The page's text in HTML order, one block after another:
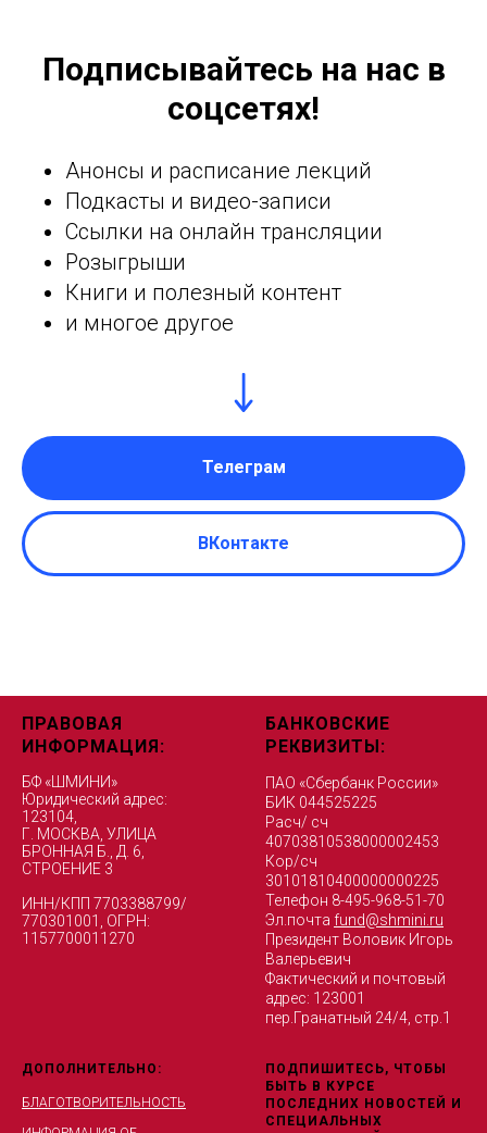
Подписывайтесь на нас в
соцсетях!
Анонсы и расписание лекций
Подкасты и видео-записи
Ссылки на онлайн трансляции
Розыгрыши
Книги и полезный контент
и многое другое
Телеграм
ВКонтакте
ПРАВОВАЯ
ИНФОРМАЦИЯ:
БФ «ШМИНИ»
Юридический адрес:
123104,
Г. МОСКВА, УЛИЦА
БРОННАЯ Б., Д. 6,
СТРОЕНИЕ 3
ИНН/КПП 7703388799/
770301001, ОГРН:
1157700011270
БАНКОВСКИЕ
РЕКВИЗИТЫ:
ПАО «Сбербанк России»
БИК 044525225
Расч/ сч
40703810538000002453
Кор/сч
30101810400000000225
Телефон 8-495-968-51-70
Эл.почта fund@shmini.ru
Президент Воловик Игорь
Валерьевич
Фактический и почтовый
адрес: 123001
пер.Гранатный 24/4, стр.1
ДОПОЛНИТЕЛЬНО:
БЛАГОТВОРИТЕЛЬНОСТЬ
ПОДПИШИТЕСЬ, ЧТОБЫ
БЫТЬ В КУРСЕ
ПОСЛЕДНИХ НОВОСТЕЙ И
СПЕЦИАЛЬНЫХ